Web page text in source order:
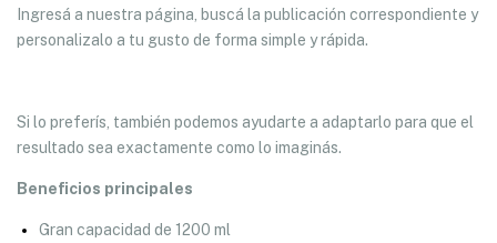
Ingresá a nuestra página, buscá la publicación correspondiente y
personalizalo a tu gusto de forma simple y rápida.
Si lo preferís, también podemos ayudarte a adaptarlo para que el
resultado sea exactamente como lo imaginás.
Beneficios principales
Gran capacidad de 1200 ml